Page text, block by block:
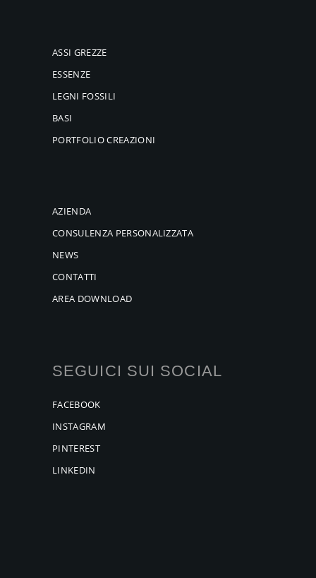
ASSI GREZZE
ESSENZE
LEGNI FOSSILI
BASI
PORTFOLIO CREAZIONI
AZIENDA
CONSULENZA PERSONALIZZATA
NEWS
CONTATTI
AREA DOWNLOAD
SEGUICI SUI SOCIAL
FACEBOOK
INSTAGRAM
PINTEREST
LINKEDIN